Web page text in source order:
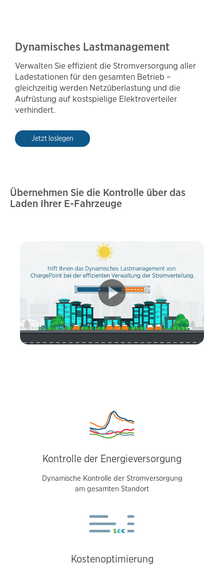
Dynamisches Lastmanagement
Verwalten Sie effizient die Stromversorgung aller
Ladestationen für den gesamten Betrieb –
gleichzeitig werden Netzüberlastung und die
Aufrüstung auf kostspielige Elektroverteiler
verhindert.
Jetzt loslegen
Übernehmen Sie die Kontrolle über das
Laden Ihrer E-Fahrzeuge
Kontrolle der Energieversorgung
Dynamische Kontrolle der Stromversorgung
am gesamten Standort
Kostenoptimierung